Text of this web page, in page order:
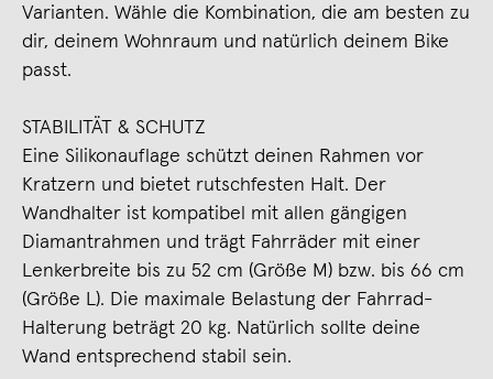
Varianten. Wähle die Kombination, die am besten zu
dir, deinem Wohnraum und natürlich deinem Bike
passt.
STABILITÄT & SCHUTZ
Eine Silikonauflage schützt deinen Rahmen vor
Kratzern und bietet rutschfesten Halt. Der
Wandhalter ist kompatibel mit allen gängigen
Diamantrahmen und trägt Fahrräder mit einer
Lenkerbreite bis zu 52 cm (Größe M) bzw. bis 66 cm
(Größe L). Die maximale Belastung der Fahrrad-
Halterung beträgt 20 kg. Natürlich sollte deine
Wand entsprechend stabil sein.